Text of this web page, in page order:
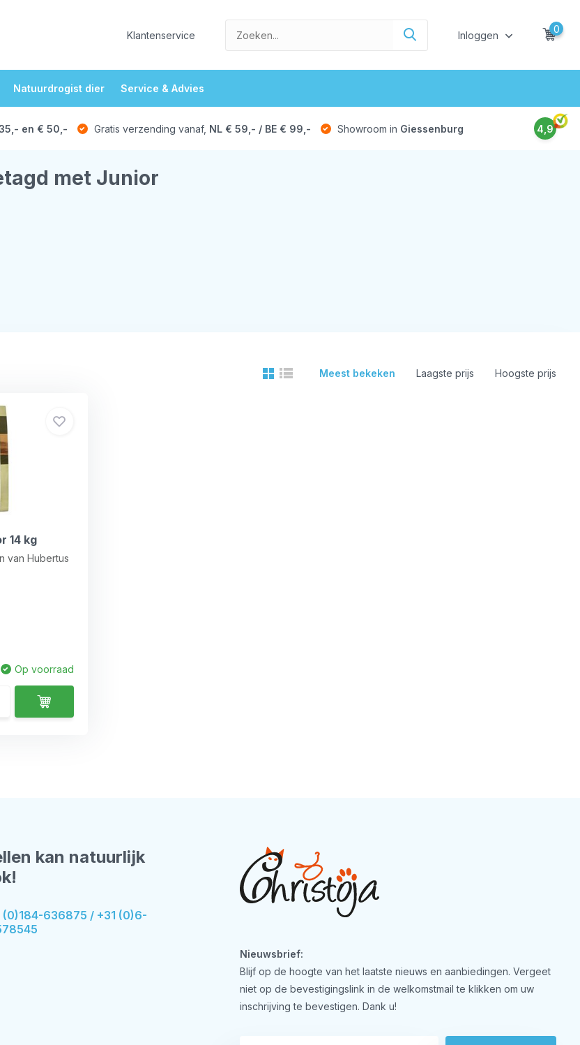
Klantenservice Inloggen
0
Natuurdrogist dier Service & Advies
en € 50,- Gratis verzending vanaf, NL € 59,- / BE € 99,- Showroom in Giessenburg 4,9
met Junior
Meest bekeken Laagste prijs Hoogste prijs
14 kg
van Hubertus
Op voorraad
kan natuurlijk
(0)184-636875 / +31 (0)6-
Nieuwsbrief:
Blijf op de hoogte van het laatste nieuws en aanbiedingen. Vergeet
niet op de bevestigingslink in de welkomstmail te klikken om uw
inschrijving te bevestigen. Dank u!